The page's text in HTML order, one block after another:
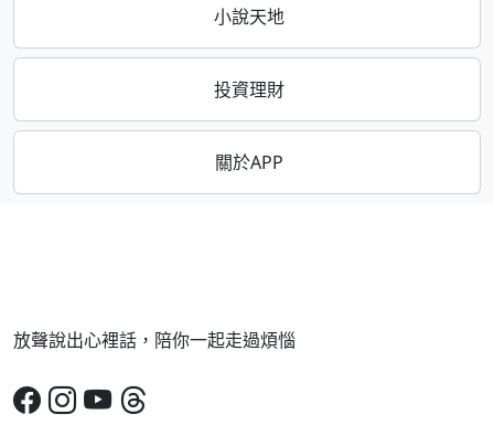
小說天地
投資理財
關於APP
放聲說出心裡話，陪你一起走過煩惱